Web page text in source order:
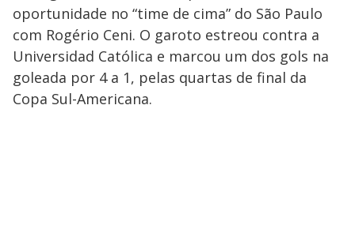
oportunidade no “time de cima” do São Paulo
com Rogério Ceni. O garoto estreou contra a
Universidad Católica e marcou um dos gols na
goleada por 4 a 1, pelas quartas de final da
Copa Sul-Americana.